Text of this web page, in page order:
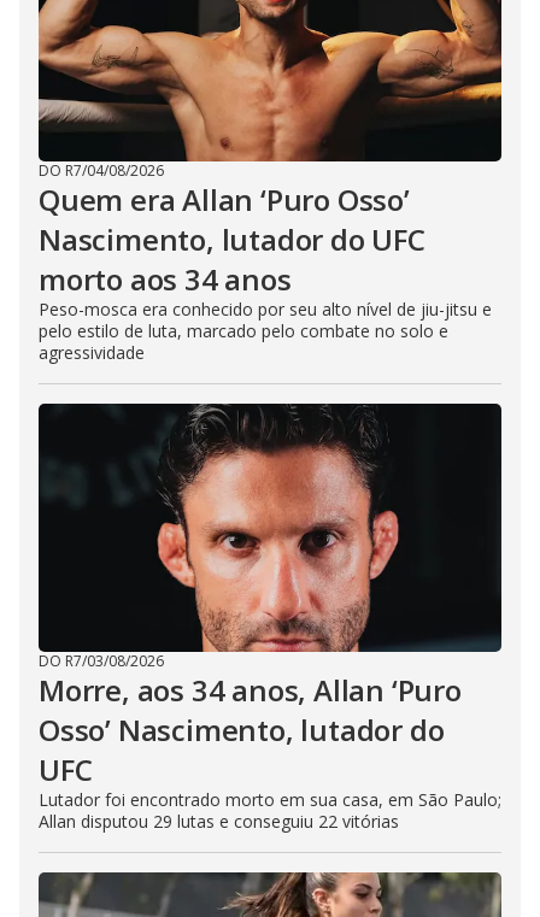
DO R7/04/08/2026
Quem era Allan ‘Puro Osso’
Nascimento, lutador do UFC
morto aos 34 anos
Peso-mosca era conhecido por seu alto nível de jiu-jitsu e
pelo estilo de luta, marcado pelo combate no solo e
agressividade
DO R7/03/08/2026
Morre, aos 34 anos, Allan ‘Puro
Osso’ Nascimento, lutador do
UFC
Lutador foi encontrado morto em sua casa, em São Paulo;
Allan disputou 29 lutas e conseguiu 22 vitórias